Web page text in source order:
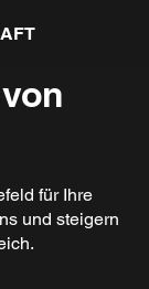
für Ihre
und steigern